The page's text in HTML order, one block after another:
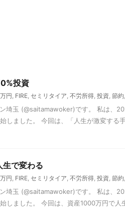
投資
円, FIRE, セミリタイア, 不労所得, 投資, 節約,
埼玉 (@saitamawoker)です。 私は、
しました。 今回は、「人生が激変する
で変わる
円, FIRE, セミリタイア, 不労所得, 投資, 節約,
埼玉 (@saitamawoker)です。 私は、
しました。 今回は、資産1000万円で人